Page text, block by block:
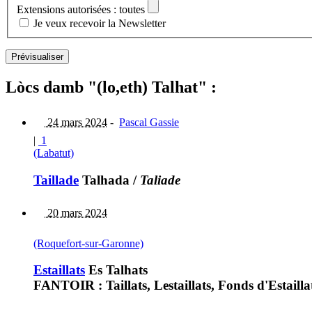
Extensions autorisées : toutes
Je veux recevoir la Newsletter
Lòcs damb "(lo,eth) Talhat" :
24 mars 2024 - Pascal Gassie
| 1
(Labatut)
Taillade Talhada / Taliade
20 mars 2024
(Roquefort-sur-Garonne)
Estaillats Es Talhats
FANTOIR : Taillats, Lestaillats, Fonds